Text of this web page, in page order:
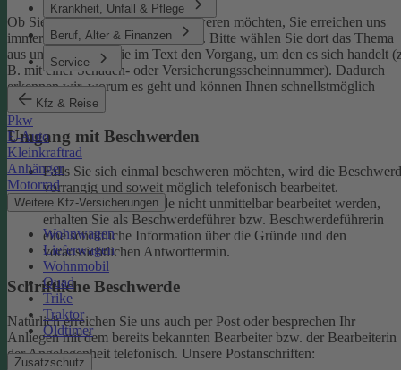
Krankheit, Unfall & Pflege
Beruf, Alter & Finanzen
Service
Kfz & Reise
Pkw
E-Auto
Kleinkraftrad
Anhänger
Motorrad
Weitere Kfz-Versicherungen
Wohnwagen
Lieferwagen
Wohnmobil
Quad
Trike
Traktor
Oldtimer
Zusatzschutz
Ob Sie uns loben oder sich beschweren möchten, Sie erreichen uns
immer über unser Kontaktformular
. Bitte wählen Sie dort das Thema
aus und benennen Sie im Text den Vorgang, um den es sich handelt
B. mit einer Schaden- oder Versicherungsscheinnummer). Dadurch
erkennen wir, worum es geht und können Ihnen schnellstmöglich
weiterhelfen.
Umgang mit Beschwerden
Falls Sie sich einmal beschweren möchten, wird die
vorrangig und soweit möglich telefonisch bearbeitet.
Kann eine Beschwerde nicht unmittelbar bearbeitet werden,
erhalten Sie als Beschwerdeführer bzw. Beschwerdeführerin
eine schriftliche Information über die Gründe und den
voraussichtlichen Antworttermin.
Schriftliche Beschwerde
Natürlich erreichen Sie uns auch per Post oder besprechen Ihr
Anliegen mit dem bereits bekannten Bearbeiter bzw. der Bearbeiterin
der Angelegenheit telefonisch. Unsere Postanschriften: